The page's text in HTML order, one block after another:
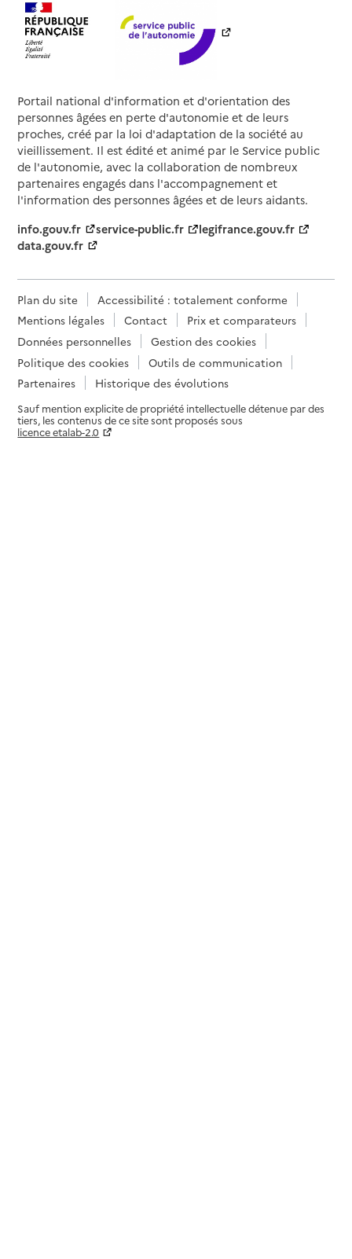
Portail national d'information et d'orientation des
personnes âgées en perte d'autonomie et de leurs
proches, créé par la loi d'adaptation de la société au
vieillissement. Il est édité et animé par le Service public
de l'autonomie, avec la collaboration de nombreux
partenaires engagés dans l'accompagnement et
l'information des personnes âgées et de leurs aidants.
info.gouv.fr
service-public.fr
legifrance.gouv.fr
data.gouv.fr
Plan du site
Accessibilité : totalement conforme
Mentions légales
Contact
Prix et comparateurs
Données personnelles
Gestion des cookies
Politique des cookies
Outils de communication
Partenaires
Historique des évolutions
Sauf mention explicite de propriété intellectuelle détenue par des
tiers, les contenus de ce site sont proposés sous
licence etalab-2.0